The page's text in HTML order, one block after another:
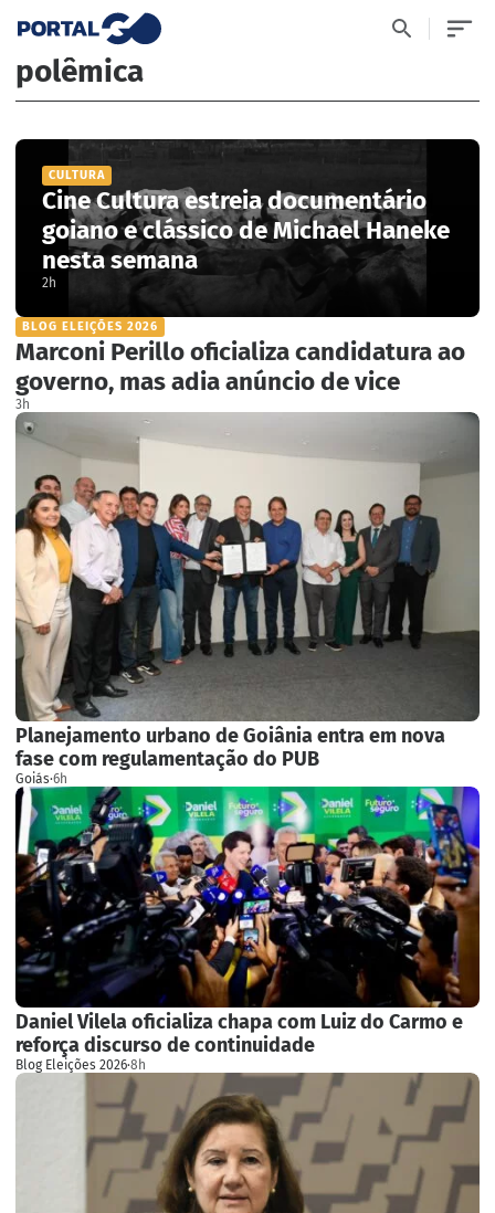
polêmica
CULTURA
Cine Cultura estreia documentário
goiano e clássico de Michael Haneke
nesta semana
2h
BLOG ELEIÇÕES 2026
Marconi Perillo oficializa candidatura ao
governo, mas adia anúncio de vice
3h
Planejamento urbano de Goiânia entra em nova
fase com regulamentação do PUB
Goiás·6h
Daniel Vilela oficializa chapa com Luiz do Carmo e
reforça discurso de continuidade
Blog Eleições 2026·8h